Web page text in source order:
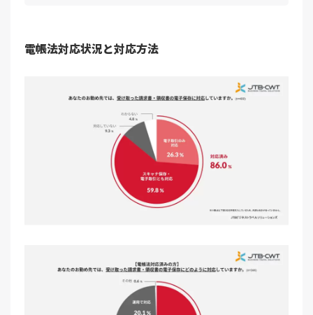
電帳法対応状況と対応方法